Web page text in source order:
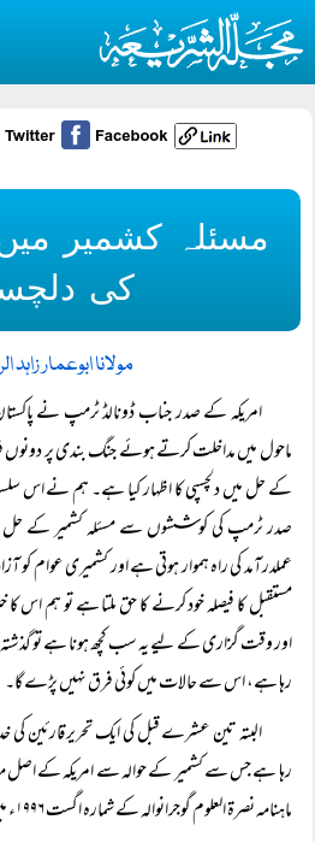
مسئلہ کشمیر
کی
مولانا ابوعمار زاہد
امریکہ کے صدر جناب ڈونالڈ ٹرمپ نے
ماحول میں مداخلت کرتے ہوئے جنگ بندی پر دونوں
کے حل میں دلچسپی کا اظہار کیا ہے۔ ہم نے اس
صدر ٹرمپ کی کوششوں سے مسئلہ کشمیر کے حل
عملدرآمد کی راہ ہموار ہوتی ہے اور کشمیری عوام
مستقبل کا فیصلہ خود کرنے کا حق ملتا ہے تو ہم اس
اور وقت گزاری کے لیے یہ سب کچھ ہونا ہے تو
رہا ہے، اس سے حالات میں کوئی فرق نہیں پڑے گا۔
البتہ تین عشرے قبل کی ایک تحریر قارئین
رہا ہے جس سے کشمیر کے حوالہ سے امریکہ کے اصل
ماہنامہ نصرۃ العلوم گوجرانوالہ کے شمارہ اگست ۱۹۹۶ء میں شائع ہوئی تھی: